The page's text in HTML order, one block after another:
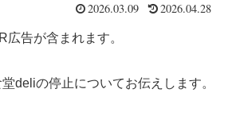
2026.03.09 2026.04.28
告が含まれます。
deliの停止についてお伝えします。